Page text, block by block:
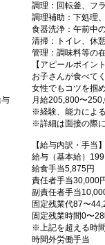
調理：回転釜、フ
調理補助：下処理
食器洗浄：午前中
清掃：トイレ、休
管理：調味料等の
【アピールポイント
お子さんが食べて
女性でもコツを掴
月給205,800〜
※経験、能力による
※詳細は面接の際
【給与内訳・手当】
給与（基本給）
給食手当5,875円
責任者手当30,000
副責任者手当
固定残業代87〜
固定残業時間0〜
※上記を超える時
時間外労働手当